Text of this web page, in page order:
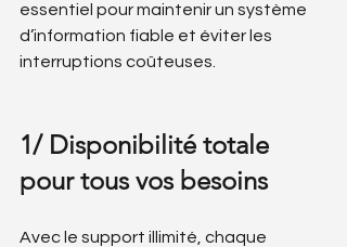
essentiel pour maintenir un système
d’information fiable et éviter les
interruptions coûteuses.
1/ Disponibilité totale
pour tous vos besoins
Avec le support illimité, chaque